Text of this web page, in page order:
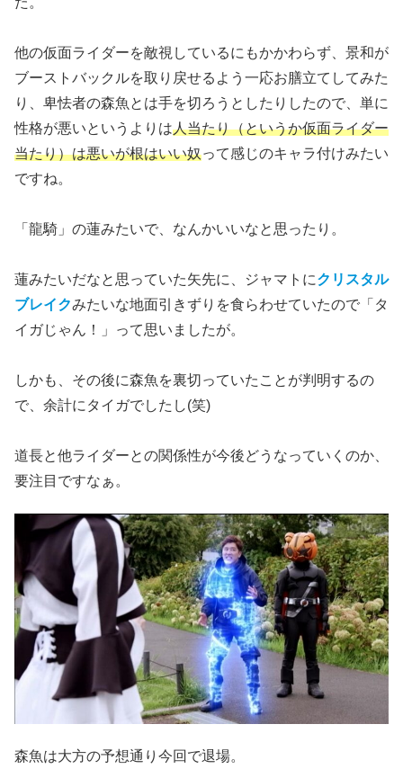
他の仮面ライダーを敵視しているにもかかわらず、景和が
ブーストバックルを取り戻せるよう一応お膳立てしてみた
り、卑怯者の森魚とは手を切ろうとしたりしたので、単に
性格が悪いというよりは人当たり（というか仮面ライダー
当たり）は悪いが根はいい奴って感じのキャラ付けみたい
ですね。
「龍騎」の蓮みたいで、なんかいいなと思ったり。
蓮みたいだなと思っていた矢先に、ジャマトにクリスタル
ブレイクみたいな地面引きずりを食らわせていたので「タ
イガじゃん！」って思いましたが。
しかも、その後に森魚を裏切っていたことが判明するの
で、余計にタイガでしたし(笑)
道長と他ライダーとの関係性が今後どうなっていくのか、
要注目ですなぁ。
森魚は大方の予想通り今回で退場。